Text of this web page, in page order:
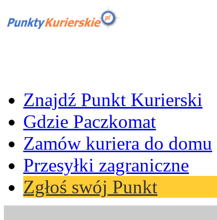
Znajdź Punkt Kurierski
Gdzie Paczkomat
Zamów kuriera do domu
Przesyłki zagraniczne
Zgłoś swój Punkt